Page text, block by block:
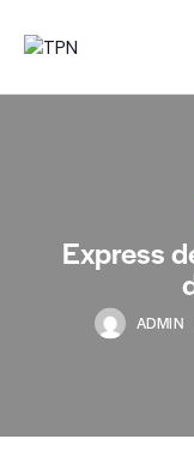
Express
ADMIN